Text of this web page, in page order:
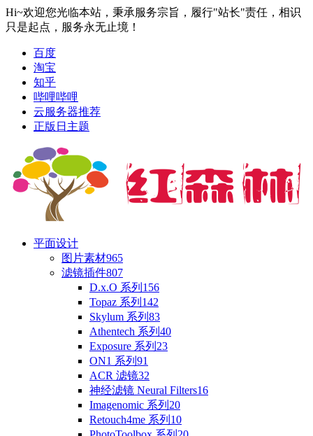
Hi~欢迎您光临本站，秉承服务宗旨，履行"站长"责任，相识
只是起点，服务永无止境！
百度
淘宝
知乎
哔哩哔哩
云服务器推荐
正版日主题
平面设计
图片素材965
滤镜插件807
D.x.O 系列 156
Topaz 系列 142
Skylum 系列 83
Athentech 系列 40
Exposure 系列 23
ON1 系列 91
ACR 滤镜32
神经滤镜 Neural Filters16
Imagenomic 系列 20
Retouch4me 系列 10